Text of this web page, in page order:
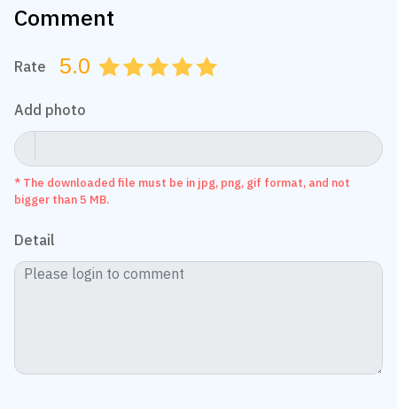
Comment
Rate 5.0 4.5
4.0
3.5
3.0
2.5
2.0
1.5
1.0
0.5
Add photo
* The downloaded file must be in jpg, png, gif format, and not
bigger than 5 MB.
Detail